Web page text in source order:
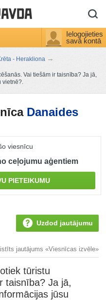
Ielogojieties
savā kontā
- Herakliona →
Vai tiešām ir taisnība? Ja jā,
vietnē?.
Danaides
viesnīcu
ceļojumu aģentiem
PIETEIKUMU
Uzdod jautājumu
jautājums «Viesnīcas izvēle»
tūristu
taisnība? Ja jā,
jūsu